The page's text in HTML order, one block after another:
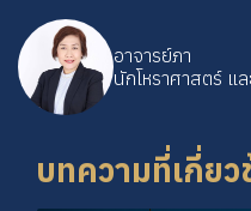
อาจารย์ภา
นักโหราศาสตร์ แ
บทความที่เกี่ยว